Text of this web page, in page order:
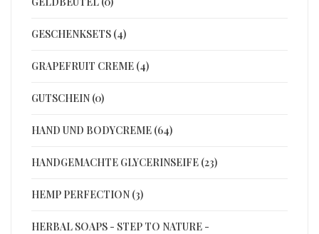
GESCHENKSETS (4)
GRAPEFRUIT CREME (4)
GUTSCHEIN (0)
HAND UND BODYCREME (64)
HANDGEMACHTE GLYCERINSEIFE (23)
HEMP PERFECTION (3)
HERBAL SOAPS - STEP TO NATURE -